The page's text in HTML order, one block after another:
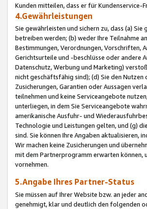
Kunden mitteilen, dass er für
4.Gewährleistungen
Sie gewährleisten und sichern zu, dass (a)
betreiben werden; (b) weder Ihre Teilnahme
Bestimmungen, Verordnungen, Vorschriften,
Gerichtsurteile und -beschlüsse oder andere
Datenschutz, Werbung und Marketing)
nicht geschäftsfähig sind); (d) Sie den
Zusicherungen, Garantien oder Aussagen
teilnehmen und keine Serviceangebote
unterliegen, in dem Sie Serviceangebote
amerikanische Ausfuhr- und
Technologie und Leistungen gelten, und (g)
sind. Sie können Ihre Angaben aktualisieren,
Wir machen keine Zusicherungen und
mit dem Partnerprogramm erwarten können,
vornehmen.
5.Angabe Ihres Partner-Status
Sie müssen auf Ihrer Website bzw. an jeder
genehmigt, klar und deutlich den folgenden